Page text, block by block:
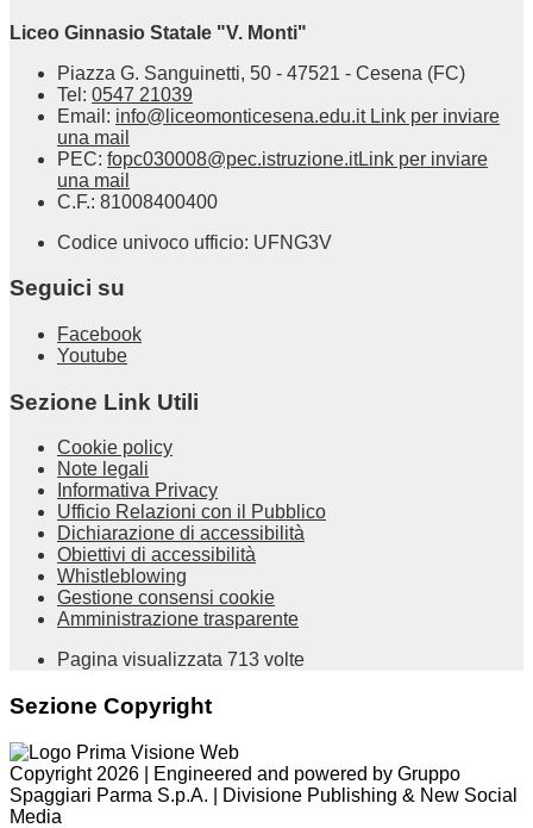
Liceo Ginnasio Statale "V. Monti"
Piazza G. Sanguinetti, 50 - 47521 - Cesena (FC)
Tel: 0547 21039
Email: info@liceomonticesena.edu.it Link per inviare
una mail
PEC: fopc030008@pec.istruzione.itLink per inviare
una mail
C.F.: 81008400400
Codice univoco ufficio: UFNG3V
Seguici su
Facebook
Youtube
Sezione Link Utili
Cookie policy
Note legali
Informativa Privacy
Ufficio Relazioni con il Pubblico
Dichiarazione di accessibilità
Obiettivi di accessibilità
Whistleblowing
Gestione consensi cookie
Amministrazione trasparente
Pagina visualizzata 713 volte
Sezione Copyright
Copyright 2026 | Engineered and powered by Gruppo
Spaggiari Parma S.p.A. | Divisione Publishing & New Social
Media